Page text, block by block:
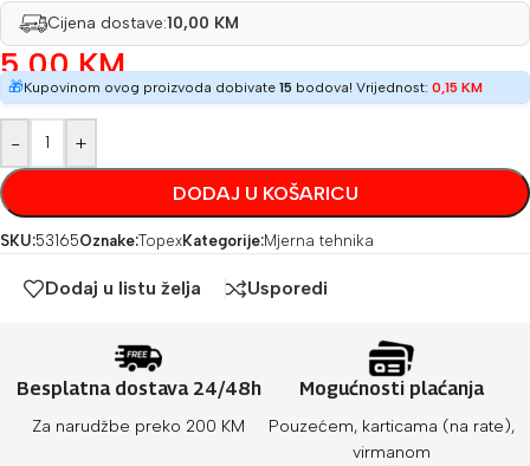
Cijena dostave:10,00 KM
5,00KM
🎁Kupovinom ovog proizvoda dobivate 15 bodova! Vrijednost: 0,15 KM
- +
DODAJ U KOŠARICU
SKU:53165Oznake:TopexKategorije:Mjerna tehnika
Dodaj u listu želja Usporedi
Besplatna dostava 24/48h
Za narudžbe preko 200 KM
Mogućnosti plaćanja
Pouzećem, karticama (na rate),
virmanom